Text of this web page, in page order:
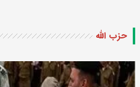
حزب الله